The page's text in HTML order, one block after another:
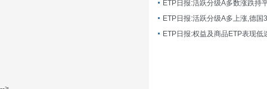
ETP日报:活跃分级A多数涨跌持
ETP日报:活跃分级A多上涨,德国